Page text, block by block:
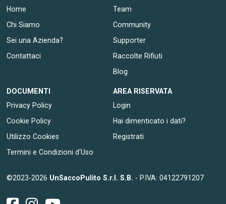
Home
Chi Siamo
Sei una Azienda?
Contattaci
Team
Community
Supporter
Raccolte Rifiuti
Blog
DOCUMENTI
Privacy Policy
Cookie Policy
Utilizzo Cookies
Termini e Condizioni d'Uso
AREA RISERVATA
Login
Hai dimenticato i dati?
Registrati
©2023-2026 UnSaccoPulito S.r.l. S.B. - P.IVA: 04122791207